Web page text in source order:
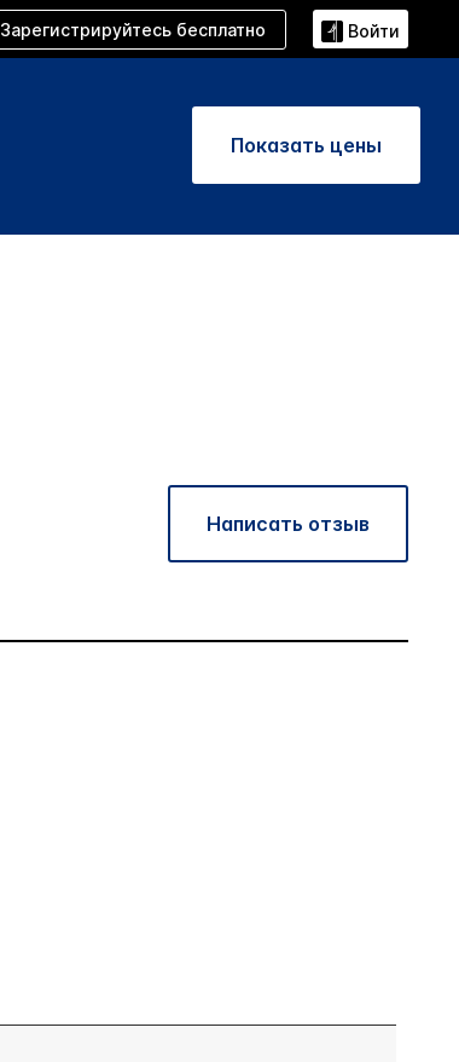
Зарегистрируйтесь бесплатно Войти
Показать цены
Написать отзыв